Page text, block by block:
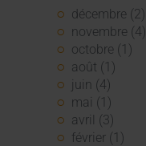
décembre (2)
novembre (4)
octobre (1)
août (1)
juin (4)
mai (1)
avril (3)
février (1)